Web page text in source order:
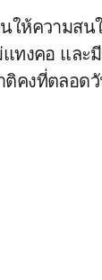
ให้ความสน
ทงคอ และ
คงที่ตลอด